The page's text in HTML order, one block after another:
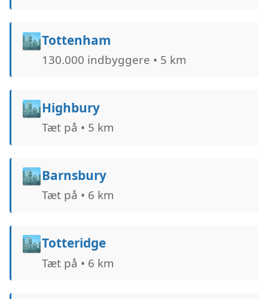
🏙️Tottenham
130.000 indbyggere • 5 km
🏙️Highbury
Tæt på • 5 km
🏙️Barnsbury
Tæt på • 6 km
🏙️Totteridge
Tæt på • 6 km